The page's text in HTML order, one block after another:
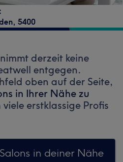
, 5400
derzeit keine
entgegen.
oben auf der Seite,
in Ihrer Nähe zu
erstklassige Profis
in deiner Nähe